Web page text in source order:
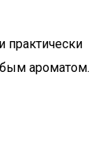
практически
ароматом.